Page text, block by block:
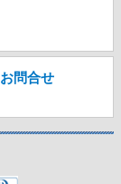
お問合せ